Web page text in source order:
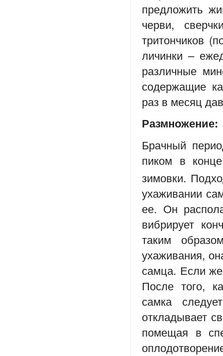
предложить
черви,
тритончиков
личинки –
различные
содержащие
раз в месяц
Размножение:
Брачный
пиком в
зимовки.
ухаживании
ее. Он
вибрирует
таким
ухаживания,
самца. Если
После того,
самка
откладывает
помещая в